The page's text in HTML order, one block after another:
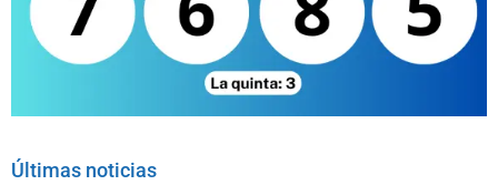
Últimas noticias